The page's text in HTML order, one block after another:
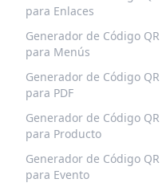
para Enlaces
Generador de Código QR
para Menús
Generador de Código QR
para PDF
Generador de Código QR
para Producto
Generador de Código QR
para Evento